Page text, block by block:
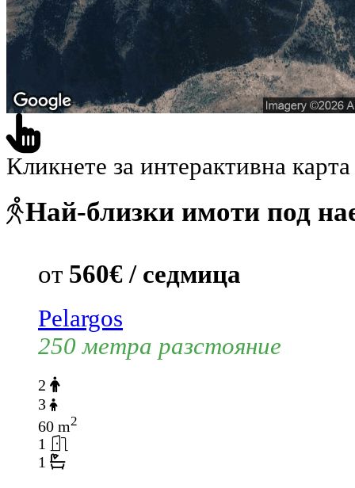
Кликнете за интерактивна карта
Най-близки имоти под
от 560€ / седмица
Pelargos
250 метра разстояние
2
3
60 m2
1
1